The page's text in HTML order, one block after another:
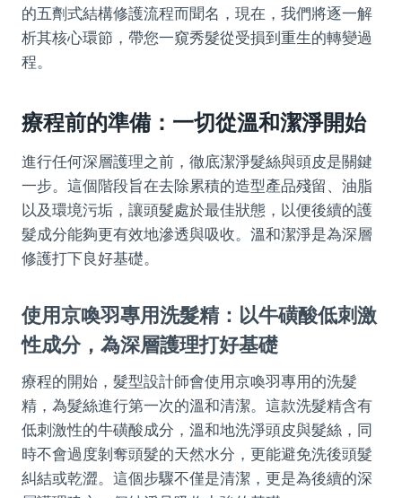
的五劑式結構修護流程而聞名，現在，我們將逐一解
析其核心環節，帶您一窺秀髮從受損到重生的轉變過
程。
療程前的準備：一切從溫和潔淨開始
進行任何深層護理之前，徹底潔淨髮絲與頭皮是關鍵
一步。這個階段旨在去除累積的造型產品殘留、油脂
以及環境污垢，讓頭髮處於最佳狀態，以便後續的護
髮成分能夠更有效地滲透與吸收。溫和潔淨是為深層
修護打下良好基礎。
使用京喚羽專用洗髮精：以牛磺酸低刺激
性成分，為深層護理打好基礎
療程的開始，髮型設計師會使用京喚羽專用的洗髮
精，為髮絲進行第一次的溫和清潔。這款洗髮精含有
低刺激性的牛磺酸成分，溫和地洗淨頭皮與髮絲，同
時不會過度剝奪頭髮的天然水分，更能避免洗後頭髮
糾結或乾澀。這個步驟不僅是清潔，更是為後續的深